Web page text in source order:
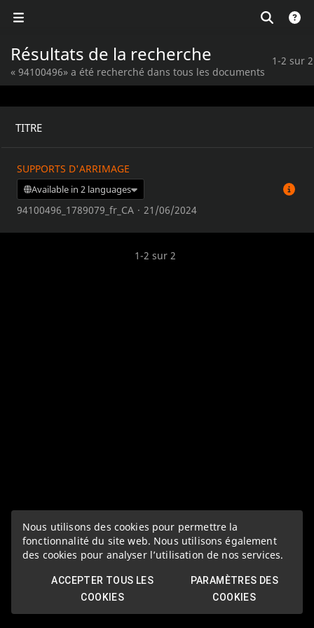
Nous utilisons des cookies pour permettre la
fonctionnalité du site web. Nous utilisons également
des cookies pour analyser l’utilisation de nos services.
ACCEPTER TOUS LES
COOKIES
PARAMÈTRES DES
COOKIES
Résultats de la recherche
« 94100496» a été recherché dans tous les documents
1-2 sur 2
TITRE
SUPPORTS D'ARRIMAGE
Available in 2 languages
94100496_1789079_fr_CA · 21/06/2024
1-2 sur 2